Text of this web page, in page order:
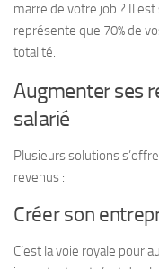
marre de votre job ? Il
représente que 70% de
totalité.
Augmenter ses
salarié
Plusieurs solutions
revenus :
Créer son
C’est la voie royale pour